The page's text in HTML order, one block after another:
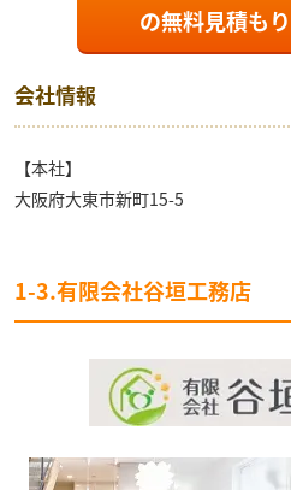
の無料見積もり
会社情報
【本社】
大阪府大東市新町15-5
1-3.有限会社谷垣工務店